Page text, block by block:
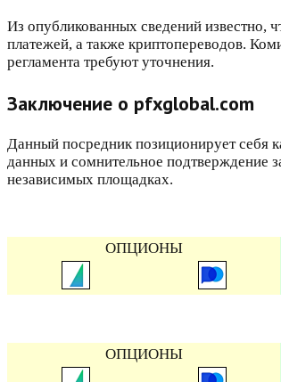
Из опубликованных сведений известно,
платежей, а также криптопереводов.
регламента требуют уточнения.
Заключение о pfxglobal.com
Данный посредник позиционирует себя
данных и сомнительное подтверждение
независимых площадках.
ОПЦИОНЫ
ОПЦИОНЫ